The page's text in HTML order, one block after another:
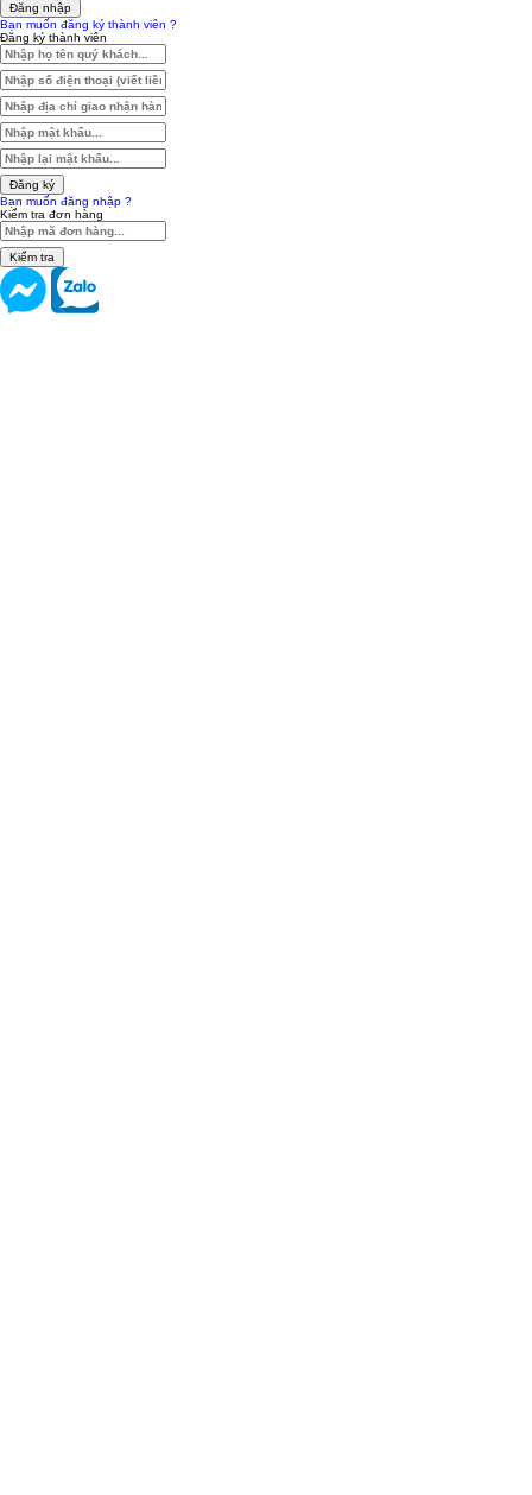
Đăng nhập
Bạn muốn đăng ký thành viên ?
Đăng ký thành viên
Đăng ký
Bạn muốn đăng nhập ?
Kiểm tra đơn hàng
Kiểm tra